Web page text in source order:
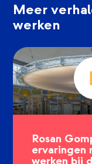
Meer
werken
Rosan
ervaringen
werken bij